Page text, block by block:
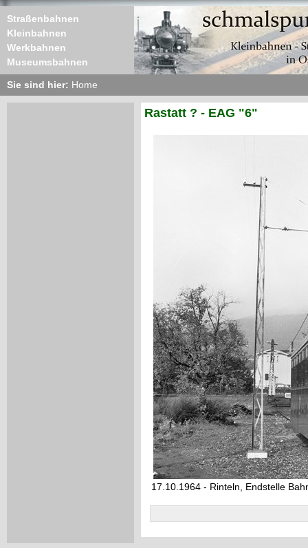
Straßenbahnen
Kleinbahnen
Werkbahnen
Museumsbahnen
Sie sind hier: Home
Rastatt ? - EAG "6"
17.10.1964 - Rinteln, Endstelle